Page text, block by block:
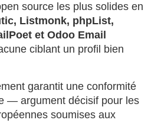
source les plus solides en
Listmonk, phpList,
et Odoo Email
ciblant un profil bien
garantit une conformité
— argument décisif pour les
soumises aux